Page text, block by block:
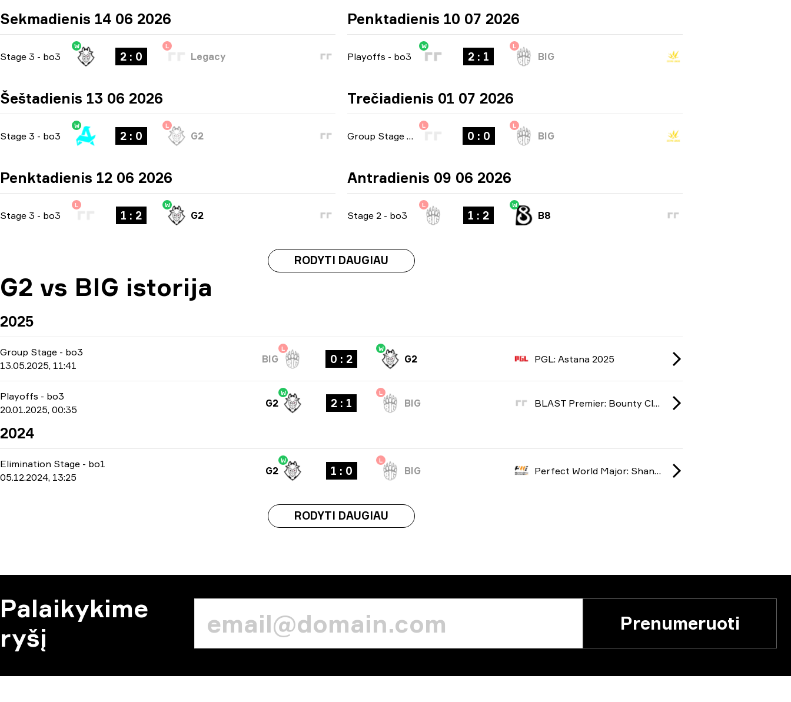
Sekmadienis 14 06 2026
Stage 3 - bo3
W
2 : 0
L
Legacy
Šeštadienis 13 06 2026
Stage 3 - bo3
W
2 : 0
L
G2
Penktadienis 12 06 2026
Stage 3 - bo3
L
1 : 2
W
G2
Penktadienis 10 07 2026
Playoffs - bo3
W
2 : 1
L
BIG
Trečiadienis 01 07 2026
Group Stage
L
0 : 0
L
BIG
Antradienis 09 06 2026
Stage 2 - bo3
L
1 : 2
W
B8
RODYTI DAUGIAU
G2 vs BIG istorija
2025
Group Stage - bo3
13.05.2025, 11:41
L
BIG 0 : 2
W
G2 PGL: Astana 2025
Playoffs - bo3
20.01.2025, 00:35
W
G2 2 : 1
L
BIG BLAST Premier: Bounty Closed Qualifier 2025
2024
Elimination Stage - bo1
05.12.2024, 13:25
W
G2 1 : 0
L
BIG Perfect World Major: Shanghai Major 2024
RODYTI DAUGIAU
Palaikykime
ryšį
Prenumeruoti